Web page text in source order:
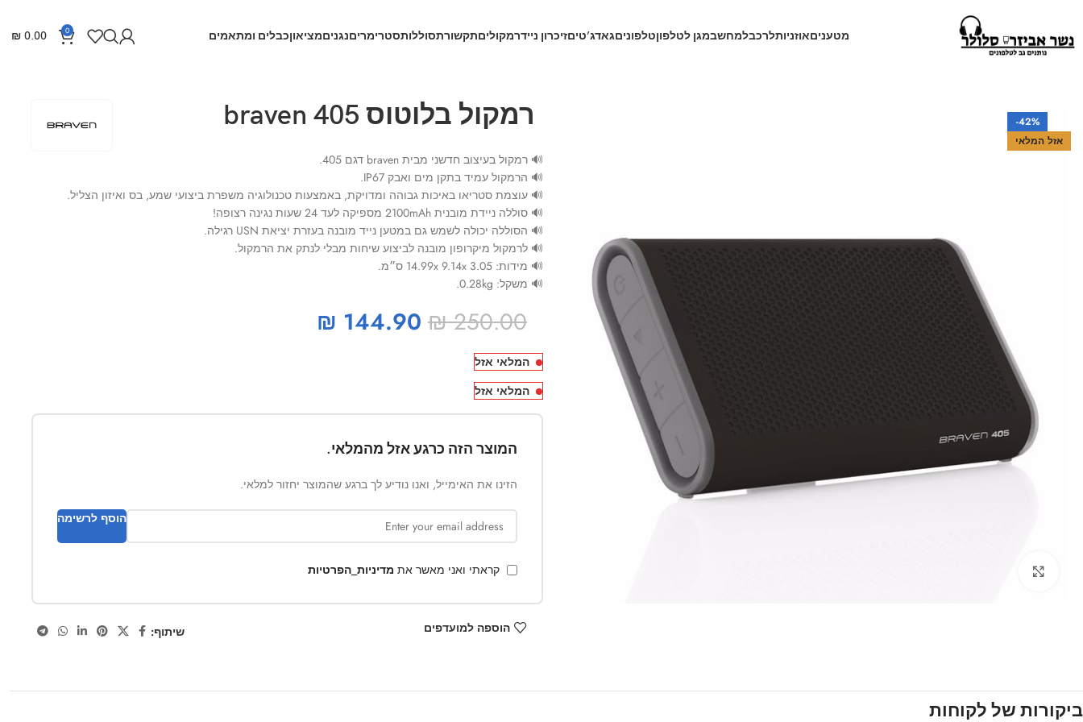
מטעניםאוזניותלרכבלמחשבמגן לטלפוןטלפוניםגאדג’טיםזיכרון ניידרמקוליםתקשורתסוללותסטרימריםנגניםמציאוןכבלים ומתאמים 0
₪ 0.00
-42%
אזל המלאי
רמקול בלוטוס braven 405
🔊 רמקול בעיצוב חדשני מבית braven דגם 405.
🔊 הרמקול עמיד בתקן מים ואבק IP67.
🔊 עוצמת סטריאו באיכות גבוהה ומדויקת, באמצעות טכנולוגיה משפרת ביצועי שמע, בס ואיזון הצליל.
🔊 סוללה ניידת מובנית 2100mAh מספיקה לעד 24 שעות נגינה רצופה!
🔊 הסוללה יכולה לשמש גם במטען נייד מובנה בעזרת יציאת USN רגילה.
🔊 לרמקול מיקרופון מובנה לביצוע שיחות מבלי לנתק את הרמקול.
🔊 מידות: 14.99x 9.14x 3.05 ס״מ.
🔊 משקל: 0.28kg.
₪250.00
₪ 144.90
המלאי אזל
המלאי אזל
המוצר הזה כרגע אזל מהמלאי.
הזינו את האימייל, ואנו נודיע לך ברגע שהמוצר יחזור למלאי.
הוסף לרשימה
קראתי ואני מאשר את מדיניות_הפרטיות
הוספה למועדפים שיתוף:
ביקורות של לקוחות